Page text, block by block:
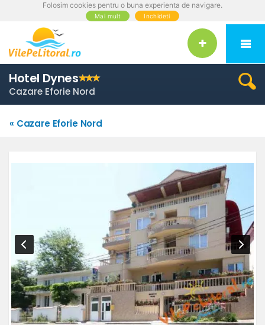
Folosim cookies pentru o buna experienta de navigare.
Mai mult Inchideti
Hotel Dynes
Cazare Eforie Nord
« Cazare Eforie Nord